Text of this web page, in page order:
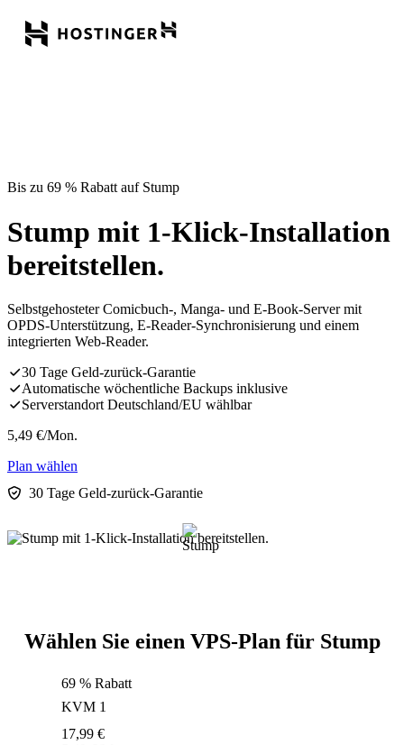
Bis zu 69 % Rabatt auf Stump
Stump mit 1-Klick-Installation
bereitstellen.
Selbstgehosteter Comicbuch-, Manga- und E-Book-Server mit
OPDS-Unterstützung, E-Reader-Synchronisierung und einem
integrierten Web-Reader.
30 Tage Geld-zurück-Garantie
Automatische wöchentliche Backups inklusive
Serverstandort Deutschland/EU wählbar
5,49 €/Mon.
Plan wählen
30 Tage Geld-zurück-Garantie
Wählen Sie einen VPS-Plan für Stump
69 % Rabatt
KVM 1
17,99 €